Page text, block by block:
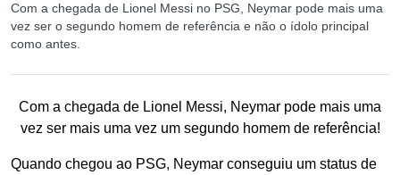
Com a chegada de Lionel Messi no PSG, Neymar pode mais uma
vez ser o segundo homem de referência e não o ídolo principal
como antes.
Com a chegada de Lionel Messi, Neymar pode mais uma
vez ser mais uma vez um segundo homem de referência!
Quando chegou ao PSG, Neymar conseguiu um status de